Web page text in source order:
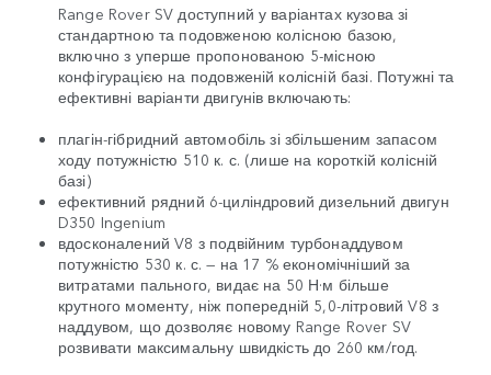
Range Rover SV доступний у варіантах кузова зі
стандартною та подовженою колісною базою,
включно з уперше пропонованою 5-місною
конфігурацією на подовженій колісній базі. Потужні та
ефективні варіанти двигунів включають:
плагін-гібридний автомобіль зі збільшеним запасом
ходу потужністю 510 к. с. (лише на короткій колісній
базі)
ефективний рядний 6-циліндровий дизельний двигун
D350 Ingenium
вдосконалений V8 з подвійним турбонаддувом
потужністю 530 к. с. — на 17 % економічніший за
витратами пального, видає на 50 Н·м більше
крутного моменту, ніж попередній 5,0-літровий V8 з
наддувом, що дозволяє новому Range Rover SV
розвивати максимальну швидкість до 260 км/год.